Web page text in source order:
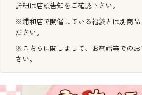
店支援サービス
ント企画・運営
ザキの歴史
一覧
ザキ 中福本店
ザキ 浦和パルコ店
Bar MATSUZAKI
詳細は店頭告知をご確認下さい。
※浦和店で開催している福袋とは別商品
ださい。
※こちらに関しまして、お電話等での
さい。